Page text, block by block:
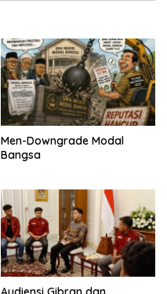
Men-Downgrade Modal
Bangsa